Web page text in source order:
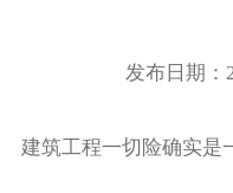
发布日期：
建筑工程一切险确实是